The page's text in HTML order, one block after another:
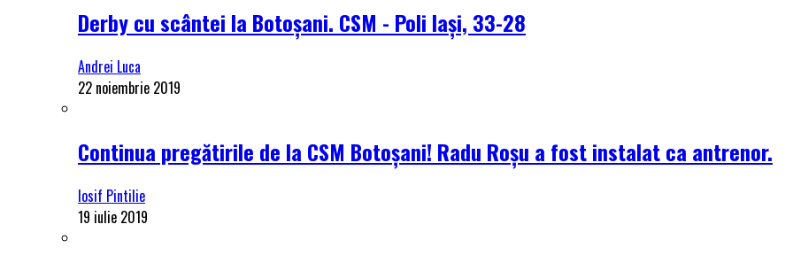
Derby cu scântei la Botoșani. CSM - Poli Iași, 33-28
Andrei Luca
22 noiembrie 2019
Continua pregătirile de la CSM Botoșani! Radu Roșu a fost instalat ca antrenor.
Iosif Pintilie
19 iulie 2019